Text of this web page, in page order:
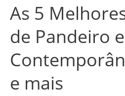
As 5
de Pandeiro
e mais
Contemporânea,
Remo
e
mais